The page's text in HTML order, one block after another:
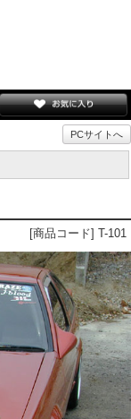
PCサイトへ
[商品コード] T-101